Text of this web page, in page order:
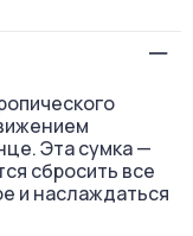
Эта сумка —
сбросить все
и наслаждаться